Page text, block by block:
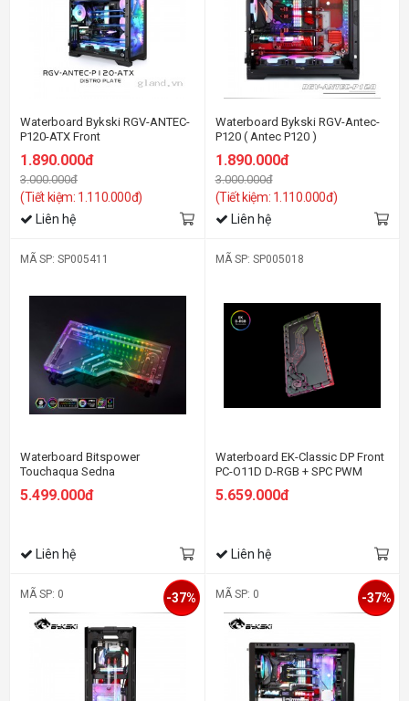
Waterboard Bykski RGV-ANTEC-
P120-ATX Front
1.890.000đ
3.000.000đ
(Tiết kiệm: 1.110.000đ)
Liên hệ
Waterboard Bykski RGV-Antec-
P120 ( Antec P120 )
1.890.000đ
3.000.000đ
(Tiết kiệm: 1.110.000đ)
Liên hệ
MÃ SP: SP005411
Waterboard Bitspower
Touchaqua Sedna
C700M（PWM）
5.499.000đ
Liên hệ
MÃ SP: SP005018
Waterboard EK-Classic DP Front
PC-O11D D-RGB + SPC PWM
5.659.000đ
Liên hệ
MÃ SP: 0 -37% MÃ SP: 0 -37%